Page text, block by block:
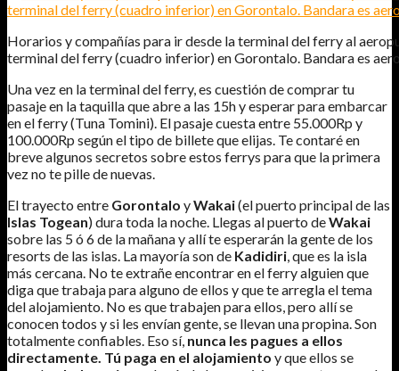
Horarios y compañías para ir desde la terminal del ferry al
terminal del ferry (cuadro inferior) en Gorontalo. Bandara es
Una vez en la terminal del ferry, es cuestión de comprar tu
pasaje en la taquilla que abre a las 15h y esperar para embarcar
en el ferry (Tuna Tomini). El pasaje cuesta entre 55.000Rp y
100.000Rp según el tipo de billete que elijas. Te contaré en
breve algunos secretos sobre estos ferrys para que la primera
vez no te pille de nuevas.
El trayecto entre Gorontalo yWakai(el puerto principal de las
Islas Togean) dura toda la noche. Llegas al puerto deWakai
sobre las 5 ó 6 de la mañana y allí te esperarán la gente de los
resorts de las islas. La mayoría son de Kadidiri, que es la isla
más cercana. No te extrañe encontrar en el ferry alguien que
diga que trabaja para alguno de ellos y que te arregla el tema
del alojamiento. No es que trabajen para ellos, pero allí se
conocen todos y si les envían gente, se llevan una propina. Son
totalmente confiables. Eso sí, nunca les pagues a ellos
directamente. Tú paga en el alojamiento y que ellos se